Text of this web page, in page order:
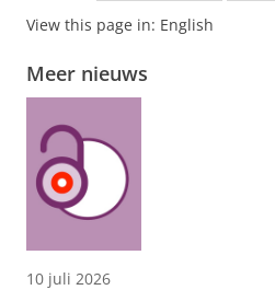
View this page in: English
Meer nieuws
10 juli 2026